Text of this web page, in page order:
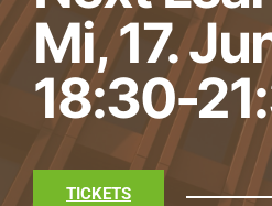
Mi, 17.
18:30-
TICKETS